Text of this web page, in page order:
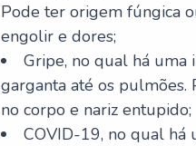
Pode ter origem fúngica
engolir e dores;
Gripe, no qual há uma
garganta até os pulmões.
no corpo e nariz entupido;
COVID-19, no qual há